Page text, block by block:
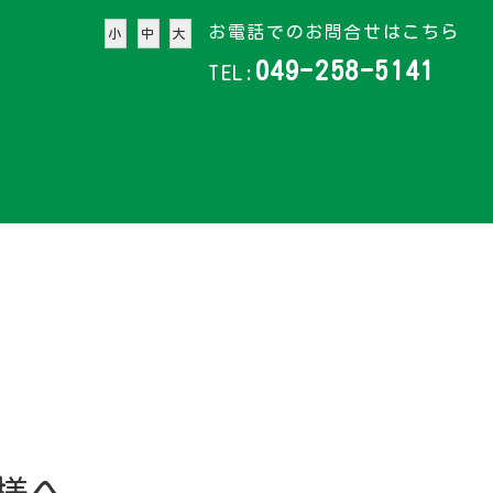
お電話でのお問合せはこちら
TEL: 049-258-5141
小 中 大